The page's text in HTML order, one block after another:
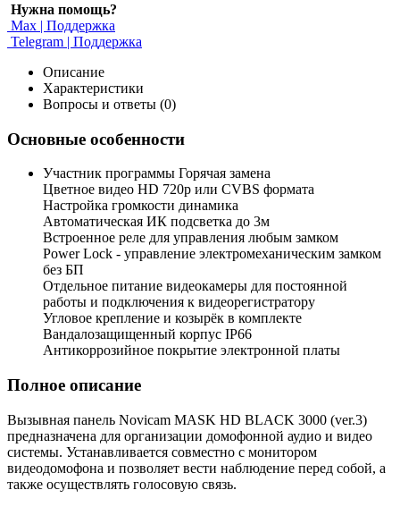
Нужна помощь?
Max | Поддержка
Telegram | Поддержка
Описание
Характеристики
Вопросы и ответы (0)
Основные особенности
Участник программы Горячая замена
Цветное видео HD 720p или CVBS формата
Настройка громкости динамика
Автоматическая ИК подсветка до 3м
Встроенное реле для управления любым замком
Power Lock - управление электромеханическим замком
без БП
Отдельное питание видеокамеры для постоянной
работы и подключения к видеорегистратору
Угловое крепление и козырёк в комплекте
Вандалозащищенный корпус IP66
Антикоррозийное покрытие электронной платы
Полное описание
Вызывная панель Novicam MASK HD BLACK 3000 (ver.3)
предназначена для организации домофонной аудио и видео
системы. Устанавливается совместно с монитором
видеодомофона и позволяет вести наблюдение перед собой, а
также осуществлять голосовую связь.